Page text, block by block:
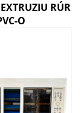
RÚR
O